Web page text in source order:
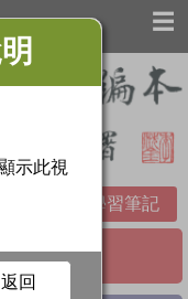
☰
學習筆記
進階檢索